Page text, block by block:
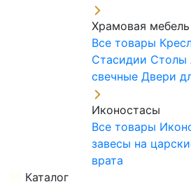
Храмовая мебель
Все товары
Стасидии Столы
свечные Двери
Иконостасы
Все товары
завесы на
врата
Каталог